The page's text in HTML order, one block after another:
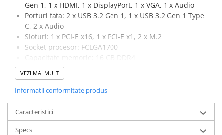
Monitoare Renew
Monitoare Second-Hand
Servere
Hard Disk-uri SERVER
Accesorii server
Memorii RAM Server
Procesoare server
Gen 1, 1 x HDMI, 1 x DisplayPort, 1 x VGA, 1 x Audio
Porturi fata: 2 x USB 3.2 Gen 1, 1 x USB 3.2 Gen 1 Type
C, 2 x Audio
Sloturi: 1 x PCI-E x16, 1 x PCI-E x1, 2 x M.2
Socket procesor: FCLGA1700
Capacitate stocare: 512 GB SSD M.2
Sistem de operare: Windows 11 Pro
VEZI MAI MULT
Informatii conformitate produs
Caracteristici
Specs